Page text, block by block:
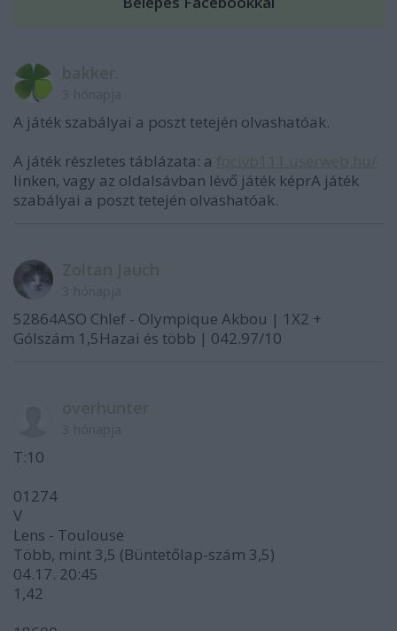
A játék szabályai a poszt tetején olvashatóak.
A játék részletes táblázata: a
linken, vagy az oldalsávban lévő játék képrA játék
szabályai a poszt tetején olvashatóak.
52864ASO Chlef - Olympique Akbou | 1X2 +
Gólszám 1,5Hazai és több | 042.97/10
T:10
01274
V
Lens - Toulouse
Több, mint 3,5 (Büntetőlap-szám 3,5)
04.17. 20:45
1,42